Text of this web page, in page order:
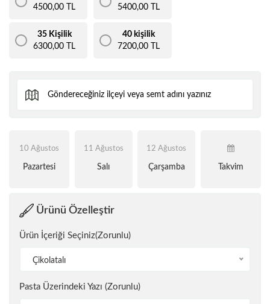
4500,00 TL
5400,00 TL
35 Kişilik
6300,00 TL
40 kişilik
7200,00 TL
10 Ağustos
Pazartesi
11 Ağustos
Salı
12 Ağustos
Çarşamba Takvim
Ürünü Özelleştir
Ürün İçeriği Seçiniz(Zorunlu)
Çikolatalı
Pasta Üzerindeki Yazı (Zorunlu)